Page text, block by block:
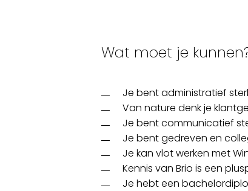
Wat moet je
Je bent administratief
Van nature denk je
Je bent communicatief
Je bent gedreven en
Je kan vlot werken met
Kennis van Brio is een
Je hebt een